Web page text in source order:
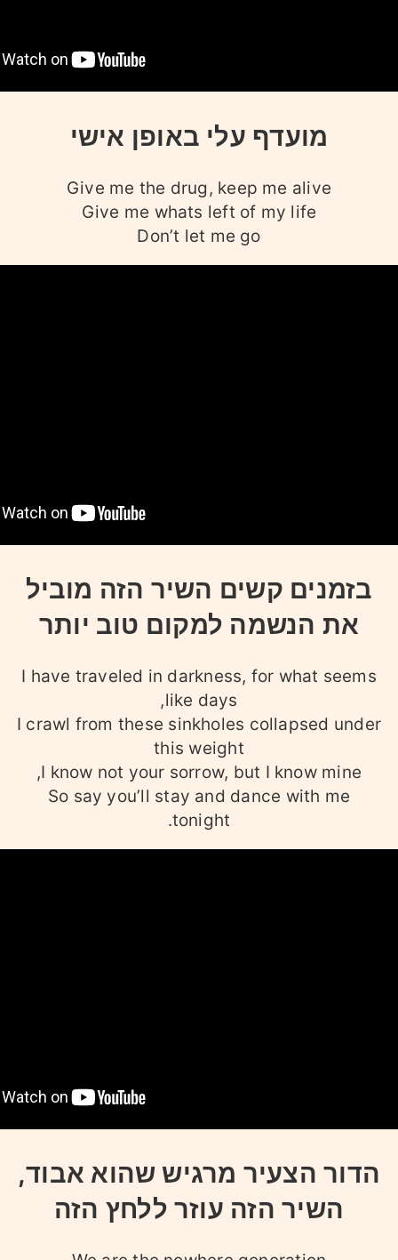
מועדף עלי באופן אישי
Give me the drug, keep me alive
Give me whats left of my life
Don’t let me go
בזמנים קשים השיר הזה מוביל
את הנשמה למקום טוב יותר
I have traveled in darkness, for what seems
like days,
I crawl from these sinkholes collapsed under
this weight
I know not your sorrow, but I know mine,
So say you’ll stay and dance with me
tonight.
הדור הצעיר מרגיש שהוא אבוד,
השיר הזה עוזר ללחץ הזה